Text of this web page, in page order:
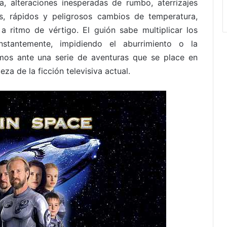
alteraciones inesperadas de rumbo, aterrizajes
rápidos y peligrosos cambios de temperatura,
ritmo de vértigo. El guión sabe multiplicar los
impidiendo el aburrimiento o la
ante una serie de aventuras que se place en
de la ficción televisiva actual.